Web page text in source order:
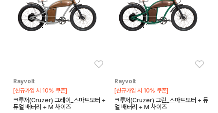
Rayvolt
[신규가입 시 10% 쿠폰]
크루저(Cruzer) 그레이_스마트모터 +
듀얼 배터리 + M 사이즈
Rayvolt
[신규가입 시 10% 쿠폰]
크루저(Cruzer) 그린_스마트모터 + 듀
얼 배터리 + M 사이즈